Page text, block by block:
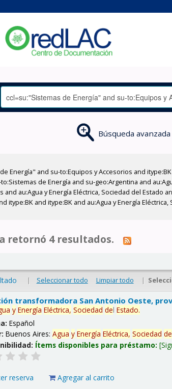
Búsqueda avanzada
Energía" and su-to:Equipos y Accesorios and
de Energía and su-geo:Argentina and
au:Agua y Energía Eléctrica, Sociedad del Estado
itype:BK and itype:BK and au:Agua y Energía
retornó 4 resultados.
| Seleccionar todo Limpiar todo |
transformadora San Antonio Oeste,
y Energía Eléctrica, Sociedad delEstado.
Español
Buenos Aires:Agua y Energía Eléctrica, Sociedad de
Ítems disponibles para préstamo:
reserva Agregar al carrito